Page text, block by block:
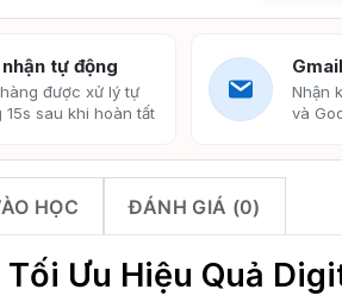
tự động
được xử lý tự
15s sau khi hoàn tất
Nhận
và
HỌC ĐÁNH GIÁ (0)
Tối Ưu Hiệu Quả